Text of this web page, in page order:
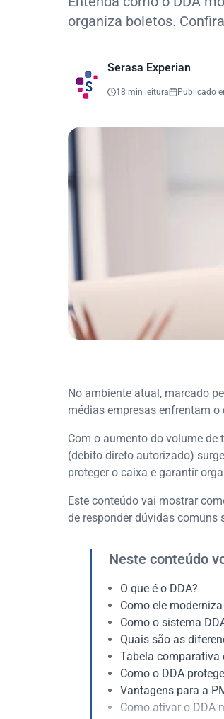
organiza boletos.
Serasa Experian
18 min leitura Publicado
No ambiente atual, marcado
médias empresas enfrentam
Com o aumento do volume de
(débito direto autorizado)
proteger o caixa e garantir
Este conteúdo vai mostrar
de responder dúvidas comuns
Neste conteúdo
O que é o DDA?
Como ele
Como o sistema
Quais são as
Tabela comparativa
Como o DDA
Vantagens para a
Como ativar o DDA